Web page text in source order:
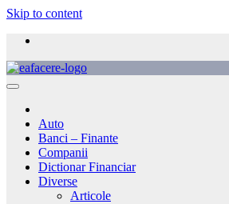
Skip to content
Auto
Banci – Finante
Companii
Dictionar Financiar
Diverse
Articole